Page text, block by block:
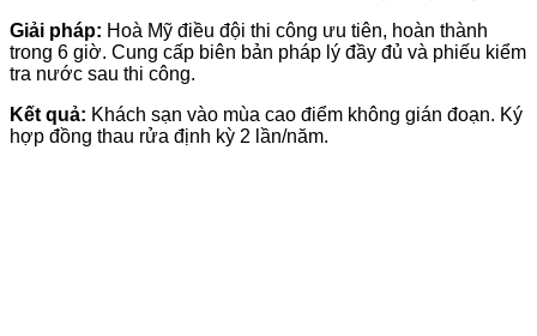
Giải pháp: Hoà Mỹ điều đội thi công ưu tiên, hoàn thành
trong 6 giờ. Cung cấp biên bản pháp lý đầy đủ và phiếu kiểm
tra nước sau thi công.
Kết quả: Khách sạn vào mùa cao điểm không gián đoạn. Ký
hợp đồng thau rửa định kỳ 2 lần/năm.